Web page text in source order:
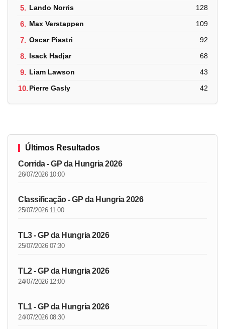
5. Lando Norris 128
6. Max Verstappen 109
7. Oscar Piastri 92
8. Isack Hadjar 68
9. Liam Lawson 43
10.Pierre Gasly 42
Últimos Resultados
Corrida - GP da Hungria 2026
26/07/2026 10:00
Classificação - GP da Hungria 2026
25/07/2026 11:00
TL3 - GP da Hungria 2026
25/07/2026 07:30
TL2 - GP da Hungria 2026
24/07/2026 12:00
TL1 - GP da Hungria 2026
24/07/2026 08:30